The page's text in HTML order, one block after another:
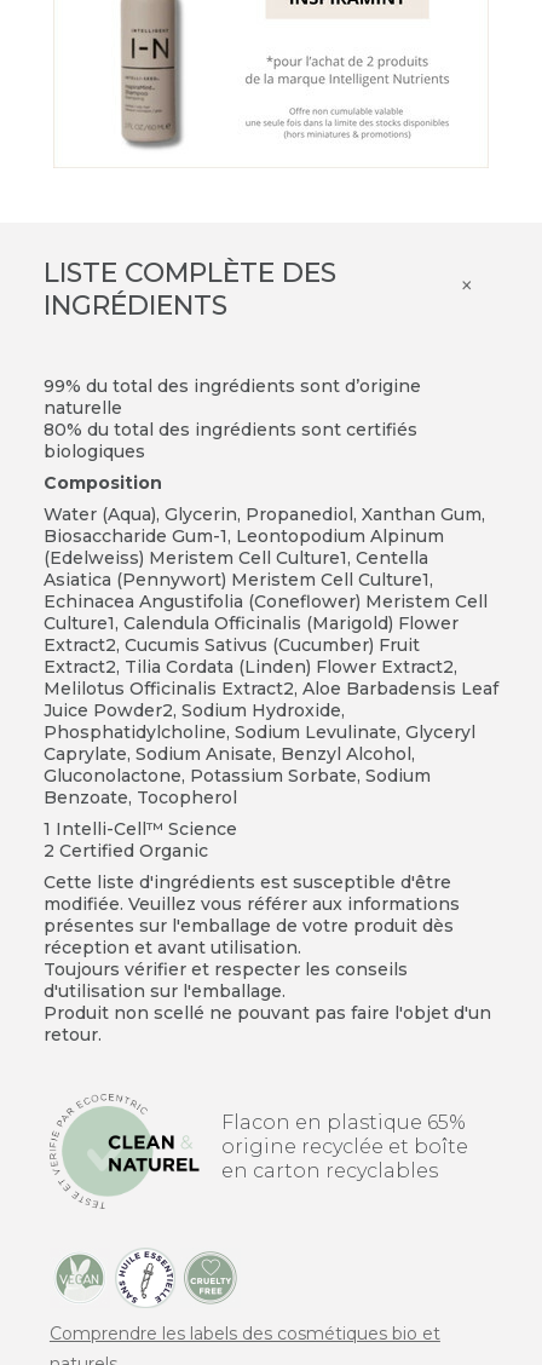
LISTE COMPLÈTE DES
INGRÉDIENTS
×
99% du total des ingrédients sont d’origine
naturelle
80% du total des ingrédients sont certifiés
biologiques
Composition
Water (Aqua), Glycerin, Propanediol, Xanthan Gum,
Biosaccharide Gum-1, Leontopodium Alpinum
(Edelweiss) Meristem Cell Culture1, Centella
Asiatica (Pennywort) Meristem Cell Culture1,
Echinacea Angustifolia (Coneflower) Meristem Cell
Culture1, Calendula Officinalis (Marigold) Flower
Extract2, Cucumis Sativus (Cucumber) Fruit
Extract2, Tilia Cordata (Linden) Flower Extract2,
Melilotus Officinalis Extract2, Aloe Barbadensis Leaf
Juice Powder2, Sodium Hydroxide,
Phosphatidylcholine, Sodium Levulinate, Glyceryl
Caprylate, Sodium Anisate, Benzyl Alcohol,
Gluconolactone, Potassium Sorbate, Sodium
Benzoate, Tocopherol
1 Intelli-Cell™ Science
2 Certified Organic
Cette liste d'ingrédients est susceptible d'être
modifiée. Veuillez vous référer aux informations
présentes sur l'emballage de votre produit dès
réception et avant utilisation.
Toujours vérifier et respecter les conseils
d'utilisation sur l'emballage.
Produit non scellé ne pouvant pas faire l'objet d'un
retour.
Flacon en plastique 65%
origine recyclée et boîte
en carton recyclables
Comprendre les labels des cosmétiques bio et